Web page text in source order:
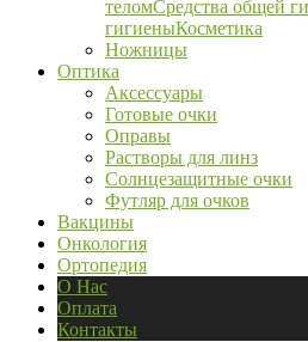
теломСредства общей
гигиеныКосметика
Ножницы
Оптика
Аксессуары
Готовые очки
Оправы
Растворы для линз
Солнцезащитные очки
Футляр для очков
Вакцины
Онкология
Ортопедия
О Нас
Оплата
Контакты